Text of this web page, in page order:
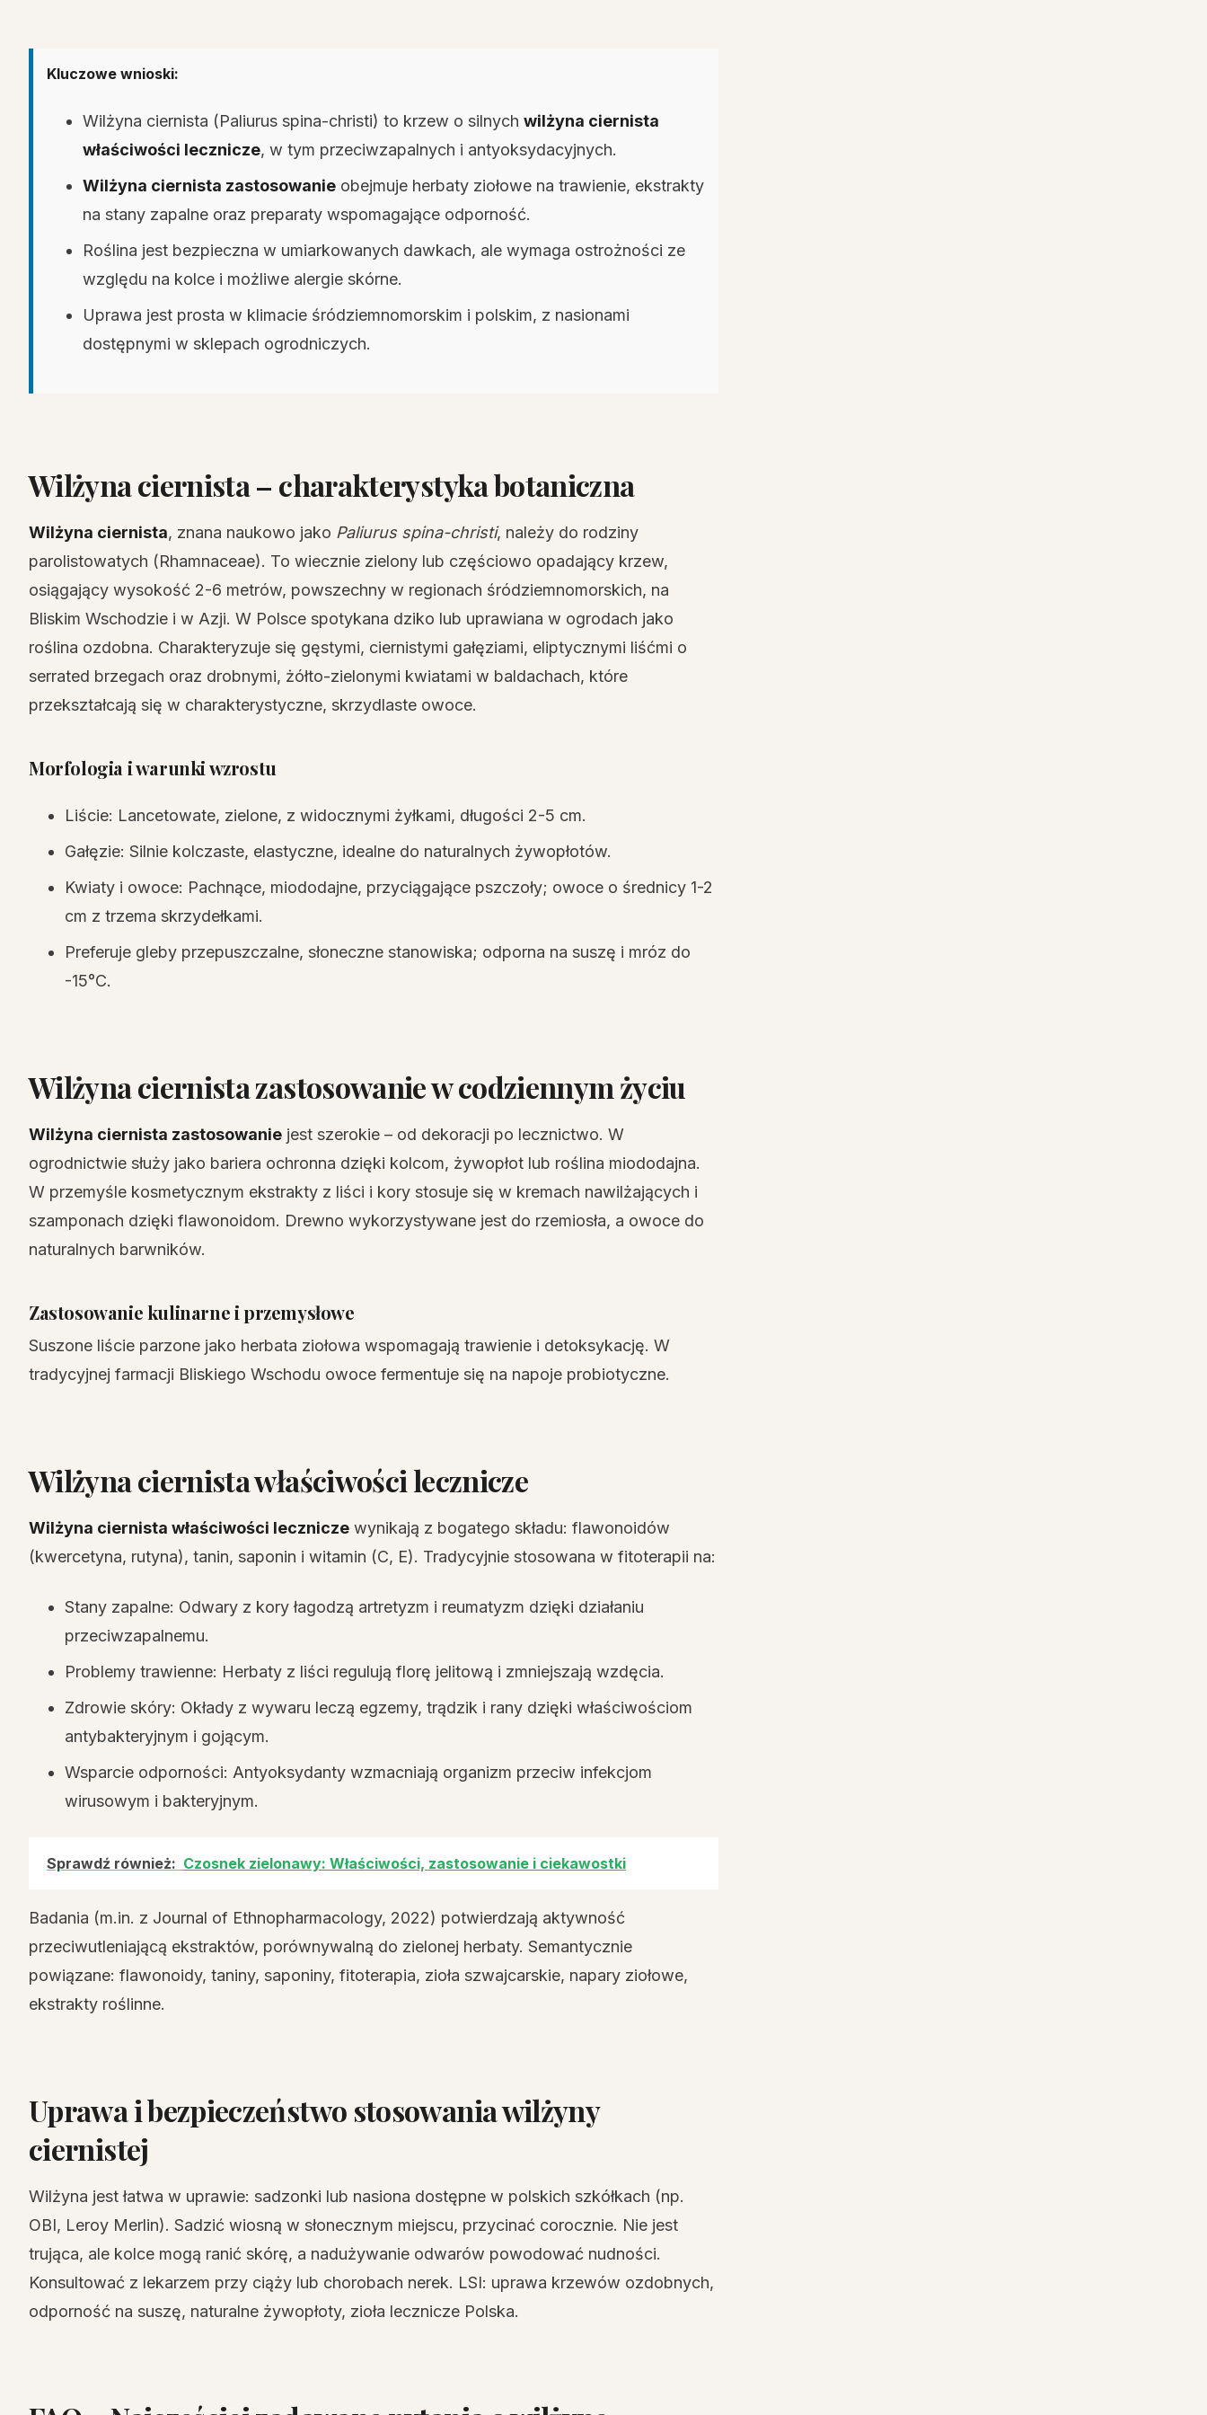
Kluczowe wnioski:
Wilżyna ciernista (Paliurus spina-christi) to krzew o silnych wilżyna ciernista
właściwości lecznicze, w tym przeciwzapalnych i antyoksydacyjnych.
Wilżyna ciernista zastosowanie obejmuje herbaty ziołowe na trawienie, ekstrakty
na stany zapalne oraz preparaty wspomagające odporność.
Roślina jest bezpieczna w umiarkowanych dawkach, ale wymaga ostrożności ze
względu na kolce i możliwe alergie skórne.
Uprawa jest prosta w klimacie śródziemnomorskim i polskim, z nasionami
dostępnymi w sklepach ogrodniczych.
Wilżyna ciernista – charakterystyka botaniczna
Wilżyna ciernista, znana naukowo jako Paliurus spina-christi, należy do rodziny
parolistowatych (Rhamnaceae). To wiecznie zielony lub częściowo opadający krzew,
osiągający wysokość 2-6 metrów, powszechny w regionach śródziemnomorskich, na
Bliskim Wschodzie i w Azji. W Polsce spotykana dziko lub uprawiana w ogrodach jako
roślina ozdobna. Charakteryzuje się gęstymi, ciernistymi gałęziami, eliptycznymi liśćmi o
serrated brzegach oraz drobnymi, żółto-zielonymi kwiatami w baldachach, które
przekształcają się w charakterystyczne, skrzydlaste owoce.
Morfologia i warunki wzrostu
Liście: Lancetowate, zielone, z widocznymi żyłkami, długości 2-5 cm.
Gałęzie: Silnie kolczaste, elastyczne, idealne do naturalnych żywopłotów.
Kwiaty i owoce: Pachnące, miododajne, przyciągające pszczoły; owoce o średnicy 1-2
cm z trzema skrzydełkami.
Preferuje gleby przepuszczalne, słoneczne stanowiska; odporna na suszę i mróz do
-15°C.
Wilżyna ciernista zastosowanie w codziennym życiu
Wilżyna ciernista zastosowanie jest szerokie – od dekoracji po lecznictwo. W
ogrodnictwie służy jako bariera ochronna dzięki kolcom, żywopłot lub roślina miododajna.
W przemyśle kosmetycznym ekstrakty z liści i kory stosuje się w kremach nawilżających i
szamponach dzięki flawonoidom. Drewno wykorzystywane jest do rzemiosła, a owoce do
naturalnych barwników.
Zastosowanie kulinarne i przemysłowe
Suszone liście parzone jako herbata ziołowa wspomagają trawienie i detoksykację. W
tradycyjnej farmacji Bliskiego Wschodu owoce fermentuje się na napoje probiotyczne.
Wilżyna ciernista właściwości lecznicze
Wilżyna ciernista właściwości lecznicze wynikają z bogatego składu: flawonoidów
(kwercetyna, rutyna), tanin, saponin i witamin (C, E). Tradycyjnie stosowana w fitoterapii na:
Stany zapalne: Odwary z kory łagodzą artretyzm i reumatyzm dzięki działaniu
przeciwzapalnemu.
Problemy trawienne: Herbaty z liści regulują florę jelitową i zmniejszają wzdęcia.
Zdrowie skóry: Okłady z wywaru leczą egzemy, trądzik i rany dzięki właściwościom
antybakteryjnym i gojącym.
Wsparcie odporności: Antyoksydanty wzmacniają organizm przeciw infekcjom
wirusowym i bakteryjnym.
Sprawdź również: Czosnek zielonawy: Właściwości, zastosowanie i ciekawostki
Badania (m.in. z Journal of Ethnopharmacology, 2022) potwierdzają aktywność
przeciwutleniającą ekstraktów, porównywalną do zielonej herbaty. Semantycznie
powiązane: flawonoidy, taniny, saponiny, fitoterapia, zioła szwajcarskie, napary ziołowe,
ekstrakty roślinne.
Uprawa i bezpieczeństwo stosowania wilżyny
ciernistej
Wilżyna jest łatwa w uprawie: sadzonki lub nasiona dostępne w polskich szkółkach (np.
OBI, Leroy Merlin). Sadzić wiosną w słonecznym miejscu, przycinać corocznie. Nie jest
trująca, ale kolce mogą ranić skórę, a nadużywanie odwarów powodować nudności.
Konsultować z lekarzem przy ciąży lub chorobach nerek. LSI: uprawa krzewów ozdobnych,
odporność na suszę, naturalne żywopłoty, zioła lecznicze Polska.